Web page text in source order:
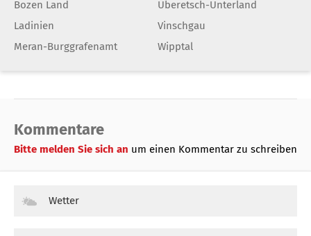
Bozen Land
Ladinien
Meran-Burggrafenamt
Überetsch-Unterland
Vinschgau
Wipptal
Kommentare
Bitte melden Sie sich an um einen Kommentar zu schreiben
Wetter